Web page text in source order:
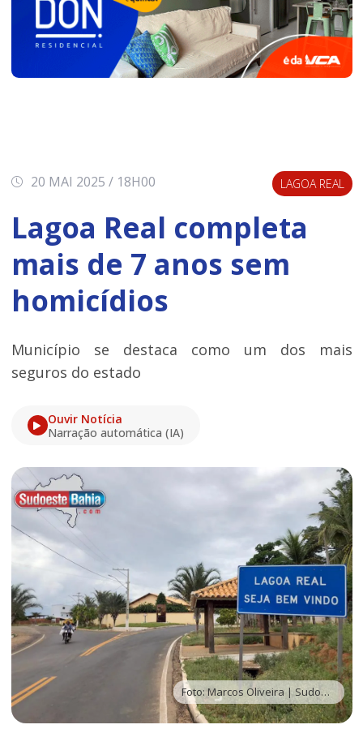
20 MAI 2025 / 18H00 LAGOA REAL
Lagoa Real completa
mais de 7 anos sem
homicídios
Município se destaca como um dos mais
seguros do estado
Ouvir Notícia
Narração automática (IA)
Foto: Marcos Oliveira | Sudoeste Bahia